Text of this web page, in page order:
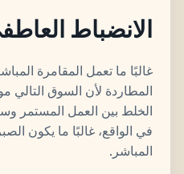
الانضباط
غالبًا ما تعمل المقامرة
المطاردة لأن السوق التالي
الخلط بين العمل المستمر
في الواقع، غالبًا ما يكون
المباشر.